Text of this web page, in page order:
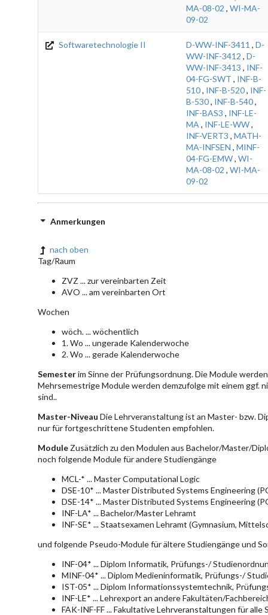
MA-08-02 , WI-MA-
09-02
Softwaretechnologie II D-WW-INF-3411 , D-
WW-INF-3412 , D-
WW-INF-3413 , INF-
04-FG-SWT , INF-B-
510, INF-B-520, INF-
B-530, INF-B-540,
INF-BAS3 , INF-LE-
MA , INF-LE-WW,
INF-VERT3 , MATH-
MA-INFSEN , MINF-
04-FG-EMW, WI-
MA-08-02 , WI-MA-
09-02
Anmerkungen
nach oben
Tag/Raum
ZVZ ... zur vereinbarten Zeit
AVO ... am vereinbarten Ort
Wochen
wöch. ... wöchentlich
1. Wo ... ungerade Kalenderwoche
2. Wo ... gerade Kalenderwoche
Semesterim Sinne der Prüfungsordnung. Die Module
Mehrsemestrige Module werden demzufolge mit einem ggf.
sind..
Master-Niveau Die Lehrveranstaltung ist an Master- bzw.
nur für fortgeschrittene Studenten empfohlen.
Module Zusätzlich zu den Modulen aus Bachelor/Master/
noch folgende Module für andere Studiengänge
MCL-* ... Master Computational Logic
DSE-10* ... Master Distributed Systems Engineering
DSE-14* ... Master Distributed Systems Engineering
INF-LA* ... Bachelor/Master Lehramt
INF-SE* ... Staatsexamen Lehramt (Gymnasium,
und folgende Pseudo-Module für ältere Studiengänge und
INF-04* ... Diplom Informatik, Prüfungs-/
MINF-04* ... Diplom Medieninformatik, Prüfungs-/
IST-05* ... Diplom Informationssystemtechnik,
INF-LE* ... Lehrexport an andere Fakultäten/
FAK-INF-FF ... Fakultative Lehrveranstaltungen für